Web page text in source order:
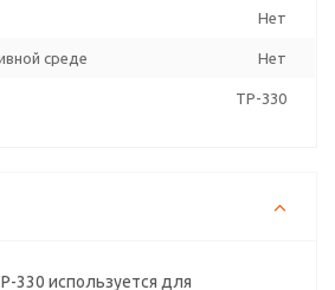
Нет
среде Нет
TP-330
330 используется для